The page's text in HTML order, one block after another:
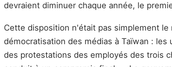
devraient diminuer chaque année, le
Cette disposition n'était pas simplement
démocratisation des médias à Taïwan :
des protestations des employés des trois